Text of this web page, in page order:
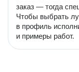
заказ — тогда
Чтобы выбрать
в профиль
и примеры работ.